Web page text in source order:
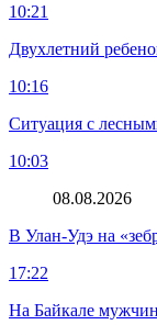
10:21
Двухлетний
10:16
Ситуация с
10:03
08.08.2026
В Улан-Удэ на
17:22
На Байкале